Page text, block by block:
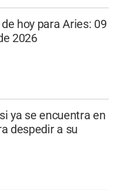
hoy para Aries: 09
2026
ya se encuentra en
despedir a su